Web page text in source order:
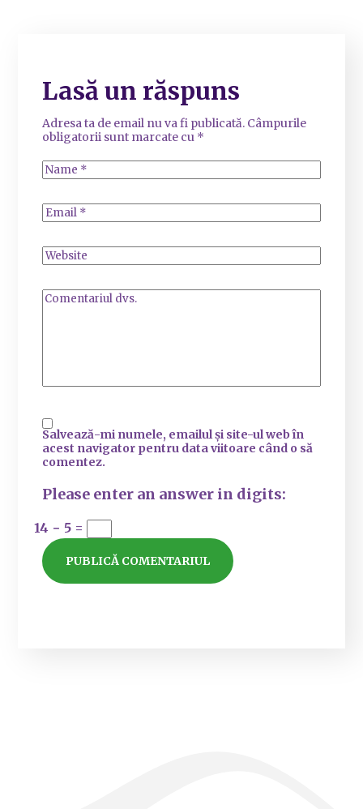
Lasă un răspuns
Adresa ta de email nu va fi publicată. Câmpurile
obligatorii sunt marcate cu *
Salvează-mi numele, emailul și site-ul web în
acest navigator pentru data viitoare când o să
comentez.
Please enter an answer in digits:
14 − 5 =